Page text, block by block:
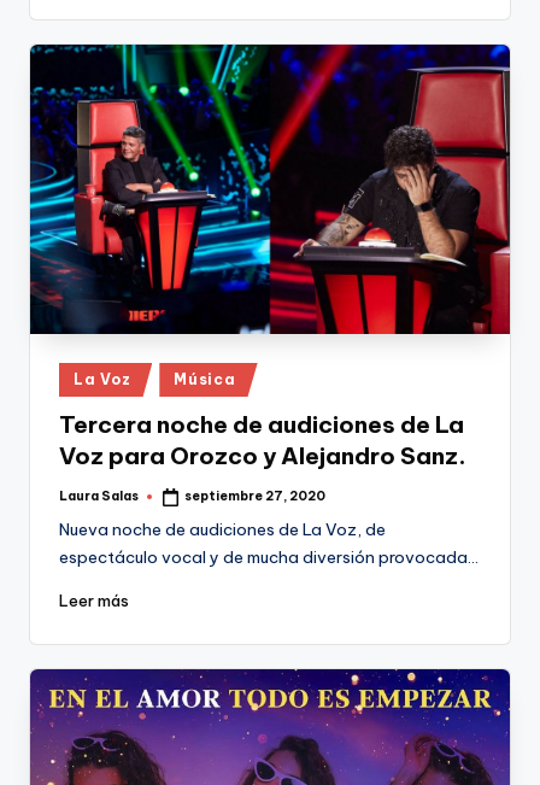
Publicado
en
La Voz Música
Tercera noche de audiciones de La
Voz para Orozco y Alejandro Sanz.
Publicado
Laura Salas septiembre 27, 2020
Nueva noche de audiciones de La Voz, de
espectáculo vocal y de mucha diversión provocada…
Leer más